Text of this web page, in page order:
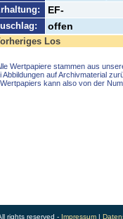
EF-
offen
Los
Wertpapiere stammen aus
Abbildungen auf Archivmaterial
Wertpapiers kann also von der
rights reserved - Impressum|